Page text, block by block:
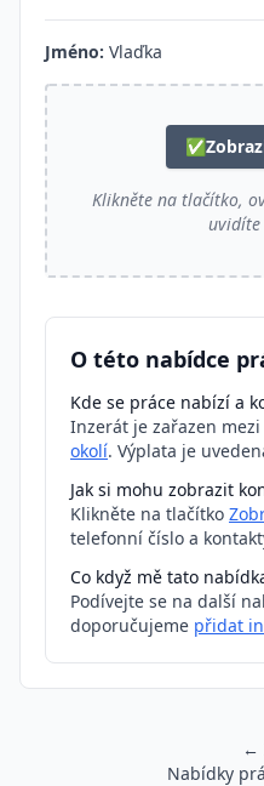
Jméno: Vlaďka
✅
Klikněte na tlačítko,
uvidíte
O této nabídce
Kde se práce nabízí a
Inzerát je zařazen mezi
okolí. Výplata je
Jak si mohu zobrazit
Klikněte na tlačítko
telefonní číslo a
Co když mě tato
Podívejte se na další
doporučujeme přidat
←
Nabídky